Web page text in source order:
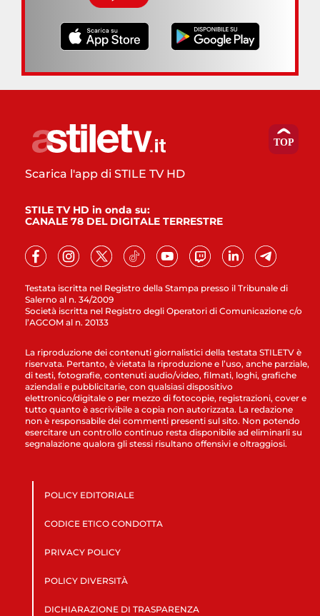
Testata iscritta nel Registro della Stampa presso il Tribunale di
Salerno al n. 34/2009
Società iscritta nel Registro degli Operatori di Comunicazione c/o
l’AGCOM al n. 20133
Scarica l'app di STILE TV HD
STILE TV HD in onda su:
CANALE 78 DEL DIGITALE TERRESTRE
La riproduzione dei contenuti giornalistici della testata STILETV è
riservata. Pertanto, è vietata la riproduzione e l’uso, anche parziale,
di testi, fotografie, contenuti audio/video, filmati, loghi, grafiche
aziendali e pubblicitarie, con qualsiasi dispositivo
elettronico/digitale o per mezzo di fotocopie, registrazioni, cover e
tutto quanto è ascrivibile a copia non autorizzata. La redazione
non è responsabile dei commenti presenti sul sito. Non potendo
esercitare un controllo continuo resta disponibile ad eliminarli su
segnalazione qualora gli stessi risultano offensivi e oltraggiosi.
POLICY EDITORIALE
CODICE ETICO CONDOTTA
PRIVACY POLICY
POLICY DIVERSITÀ
DICHIARAZIONE DI TRASPARENZA